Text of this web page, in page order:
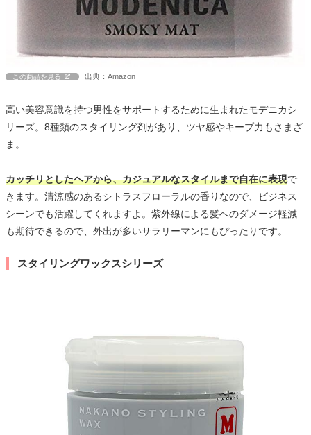
この商品を見る 出典：Amazon
高い美容意識を持つ男性をサポートするために生まれたモデニカシ
リーズ。8種類のスタイリング剤があり、ツヤ感やキープ力もさまざ
ま。
カッチリとしたヘアから、カジュアルなスタイルまで自在に表現で
きます。清涼感のあるシトラスフローラルの香りなので、ビジネス
シーンでも活躍してくれますよ。紫外線による髪へのダメージ軽減
も期待できるので、外出が多いサラリーマンにもぴったりです。
スタイリングワックスシリーズ